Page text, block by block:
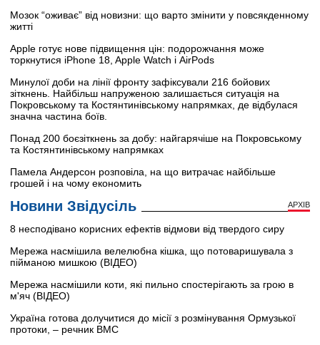
Мозок “оживає” від новизни: що варто змінити у повсякденному
житті
Apple готує нове підвищення цін: подорожчання може
торкнутися iPhone 18, Apple Watch і AirPods
Минулої доби на лінії фронту зафіксували 216 бойових
зіткнень. Найбільш напруженою залишається ситуація на
Покровському та Костянтинівському напрямках, де відбулася
значна частина боїв.
Понад 200 боєзіткнень за добу: найгарячіше на Покровському
та Костянтинівському напрямках
Памела Андерсон розповіла, на що витрачає найбільше
грошей і на чому економить
Новини Звідусіль АРХІВ
8 несподівано корисних ефектів відмови від твердого сиру
Мережа насмішила велелюбна кішка, що потоваришувала з
пійманою мишкою (ВІДЕО)
Мережа насмішили коти, які пильно спостерігають за грою в
м'яч (ВІДЕО)
Україна готова долучитися до місії з розмінування Ормузької
протоки, – речник ВМС